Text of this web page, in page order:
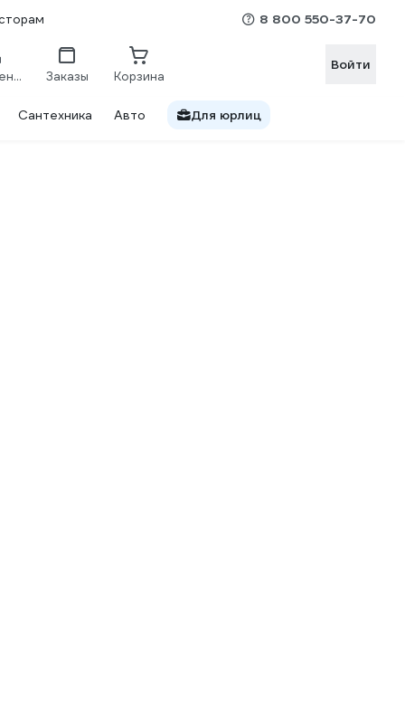
8 800 550-37-70
Сравнение Заказы Корзина
Войти
Сантехника Авто Для юрлиц